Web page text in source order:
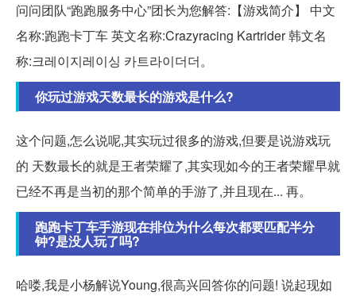
问问团队“跑跑服务中心”团长为您解答:【游戏简介】 中文
名称:跑跑卡丁车 英文名称:Crazyracing Kartrider 韩文名
称:크레이지레이싱 카트라이더더。
你玩过游戏天数最长的游戏是什么?
这个问题,怎么说呢,其实玩过很多的游戏,但要是说游戏玩
的 天数最长的就是王者荣耀了,其实现如今的王者荣耀早就
已经不再是当初的那个简单的手游了,并且现在... 再。
跑跑卡丁车手游现在排位为什么每次都要匹配半分
钟?是没人玩了吗?
哈喽,我是小杨解说Young,很高兴回答你的问题! 说起现如